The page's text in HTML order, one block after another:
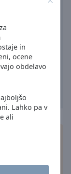
za
in
ocene
obdelavo
Lahko pa v
ali
poslušajte